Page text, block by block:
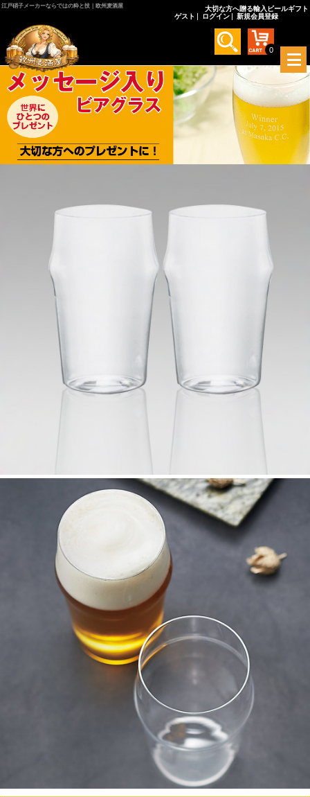
江戸硝子メーカーならではの粋と技｜欧州麦酒屋
大切な方へ贈る輸入ビールギフト
ゲスト
ログイン 新規会員登録
0
メ
ニ
ュ
ー
を
開
く